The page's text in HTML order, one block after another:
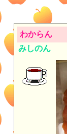
わからん
みしのん